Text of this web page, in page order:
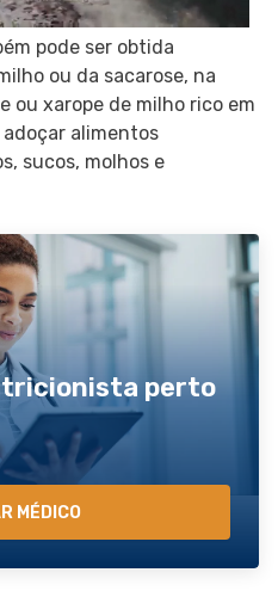
pode ser obtida
ou da sacarose, na
ou xarope de milho rico em
alimentos
sucos, molhos e
perto
MÉDICO